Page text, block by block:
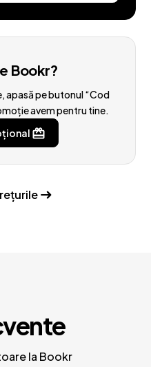
Bookr?
apasă pe butonul “Cod
avem pentru tine.
la Bookr